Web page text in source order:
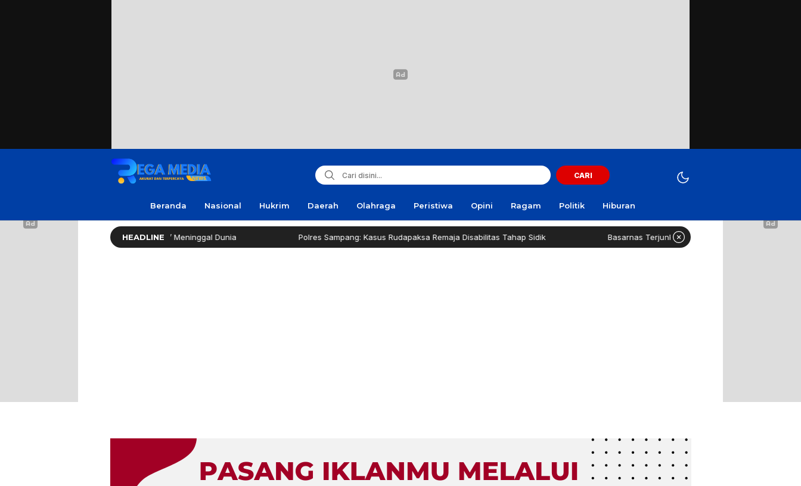
CARI
Beranda Nasional Hukrim Daerah Olahraga Peristiwa Opini Ragam Politik Hiburan
HEADLINE
Soleh ‘No Viral No Justice’ Meninggal Dunia Polres Sampang: Kasus Rudapaksa Remaja Disabilitas Tahap Sidik Basarnas Terjunkan Helikopter Sisir Bangkai KMP Mutiara Sentosa II